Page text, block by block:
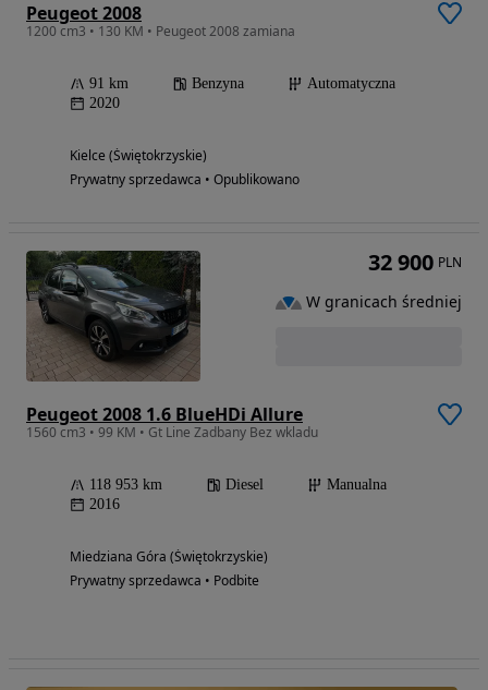
Peugeot 2008
1200 cm3 • 130 KM • Peugeot 2008 zamiana
91 km Benzyna
Automatyczna
2020
Kielce (Świętokrzyskie)
Prywatny sprzedawca • Opublikowano
Peugeot 2008 1.6 BlueHDi Allure
1560 cm3 • 99 KM • Gt Line Zadbany Bez wkladu
118 953 km Diesel
Manualna
2016
Miedziana Góra (Świętokrzyskie)
Prywatny sprzedawca • Podbite
32 900 PLN
W granicach średniej